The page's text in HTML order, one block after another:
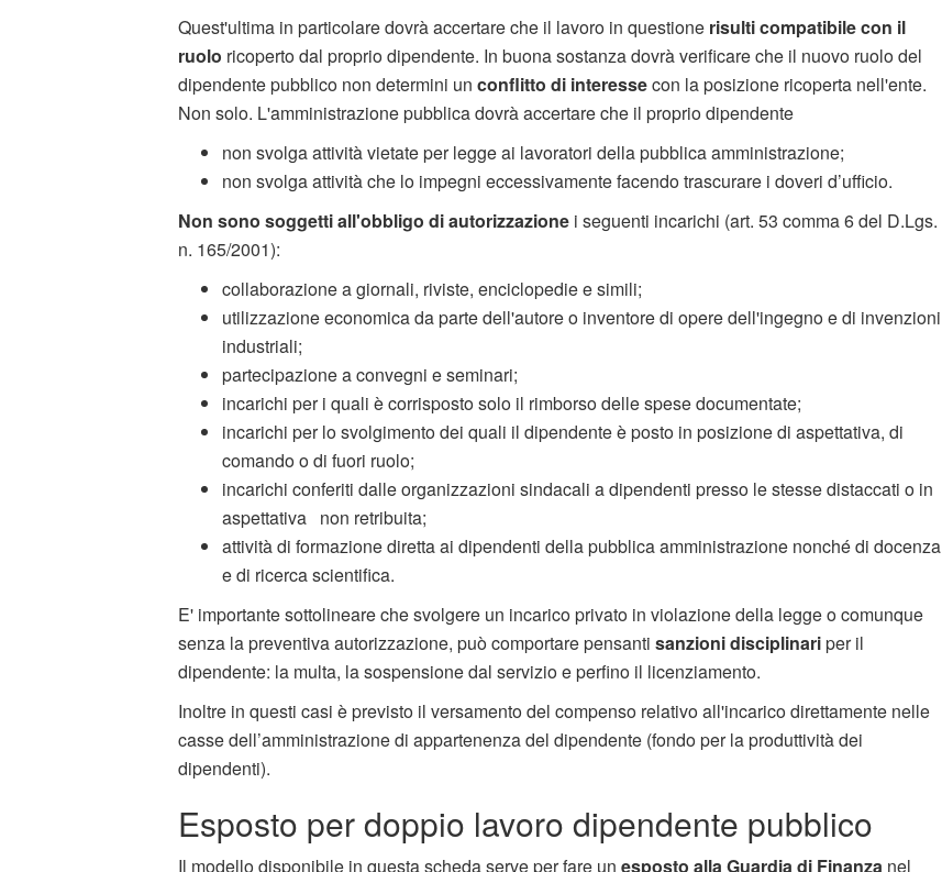
Quest'ultima in particolare dovrà accertare che il lavoro in questione risulti compatibile con il
ruolo ricoperto dal proprio dipendente. In buona sostanza dovrà verificare che il nuovo ruolo del
dipendente pubblico non determini un conflitto di interessecon la posizione ricoperta nell'ente.
Non solo. L'amministrazione pubblica dovrà accertare che il proprio dipendente
non svolga attività vietate per legge ai lavoratori della pubblica amministrazione;
non svolga attività che lo impegni eccessivamente facendo trascurare i doveri d’ufficio.
Non sono soggetti all'obbligo di autorizzazione i seguenti incarichi (art. 53 comma 6 del D.Lgs.
n. 165/2001):
collaborazione a giornali, riviste, enciclopedie e simili;
utilizzazione economica da parte dell'autore o inventore di opere dell'ingegno e di invenzioni
industriali;
partecipazione a convegni e seminari;
incarichi per i quali è corrisposto solo il rimborso delle spese documentate;
incarichi per lo svolgimento dei quali il dipendente è posto in posizione di aspettativa, di
comando o di fuori ruolo;
incarichi conferiti dalle organizzazioni sindacali a dipendenti presso le stesse distaccati o in
aspettativa non retribuita;
attività di formazione diretta ai dipendenti della pubblica amministrazione nonché di docenza
e di ricerca scientifica.
E' importante sottolineare che svolgere un incarico privato in violazione della legge o comunque
senza la preventiva autorizzazione, può comportare pensanti sanzioni disciplinariper il
dipendente: la multa, la sospensione dal servizio e perfino il licenziamento.
Inoltre in questi casi è previsto il versamento del compenso relativo all'incarico direttamente nelle
casse dell’amministrazione di appartenenza del dipendente (fondo per la produttività dei
dipendenti).
Esposto per doppio lavoro dipendente pubblico
Il modello disponibile in questa scheda serve per fare un esposto alla Guardia di Finanza nel